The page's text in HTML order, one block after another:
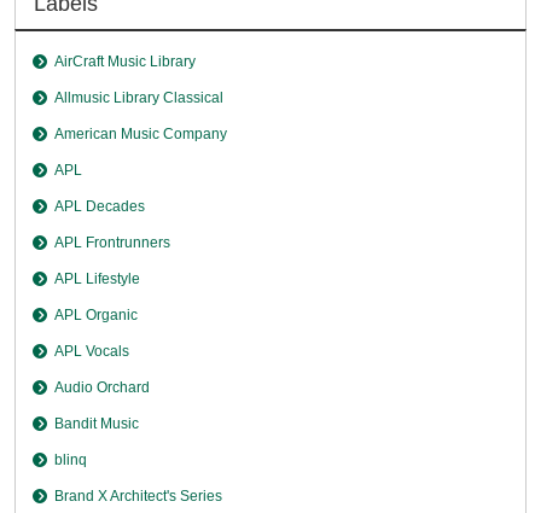
AirCraft Music Library
Allmusic Library Classical
American Music Company
APL
APL Decades
APL Frontrunners
APL Lifestyle
APL Organic
APL Vocals
Audio Orchard
Bandit Music
blinq
Brand X Architect's Series